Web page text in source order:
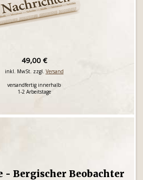
49,00 €
inkl. MwSt. zzgl. Versand
versandfertig innerhalb
1-2 Arbeitstage
- Bergischer Beobachter